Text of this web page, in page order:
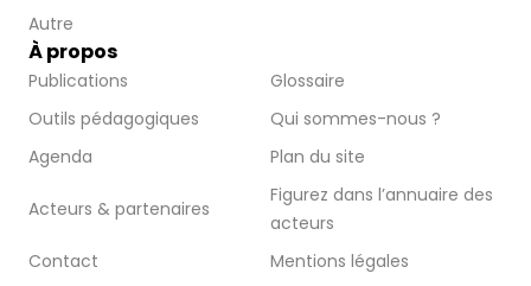
Autre
À propos
Publications
Glossaire
Outils pédagogiques
Qui sommes-nous ?
Agenda
Plan du site
Acteurs & partenaires
Figurez dans l’annuaire des
acteurs
Contact
Mentions légales